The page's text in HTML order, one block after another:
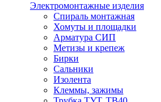
Электромонтажные изделия
Спираль монтажная
Хомуты и площадки
Арматура СИП
Метизы и крепеж
Бирки
Сальники
Изолента
Клеммы, зажимы